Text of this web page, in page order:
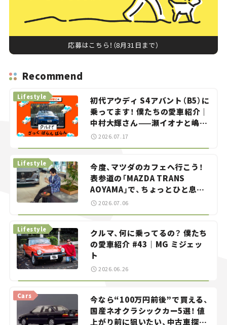
応募はこちら！（8月31日まで）
Recommend
初代アウディ S4アバント（B5）に
乗ってます！ 僕たちの愛車紹介｜
中村大輝さん——瀬イオナと嶋田
智之の「クルマでざっくばらんば
Lifestyle
2026.07.17
今度、マツダのカフェへ行こう！
表参道の「MAZDA TRANS
AOYAMA」で、ちょっとひと息。
——連載｜CCGとクルマでどうす
Lifestyle
2026.07.06
クルマ、何に乗ってるの？ 僕たち
の愛車紹介 #43｜MG ミジェッ
ト
Lifestyle
2026.06.26
今なら“100万円前後”で買える、
国産ネオクラシックカー5選！ 値
上がり前に狙いたい、中古車探し
Cars